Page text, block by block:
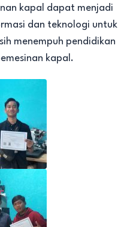
kapal dapat menjadi
dan teknologi untuk
menempuh pendidikan
kapal.